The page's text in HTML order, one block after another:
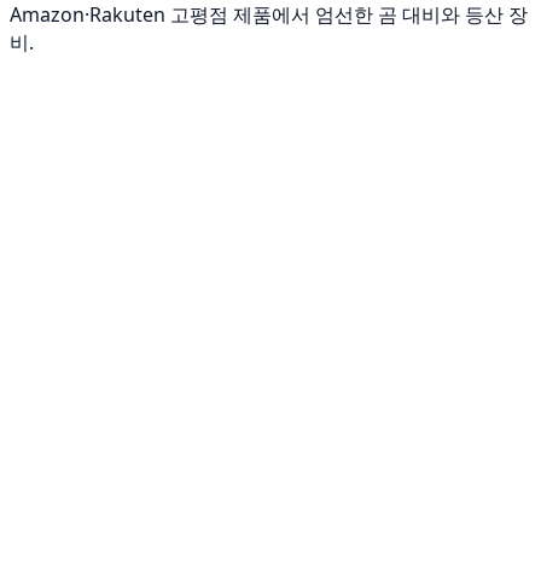
Amazon·Rakuten 고평점 제품에서 엄선한 곰 대비와 등산 장
비.